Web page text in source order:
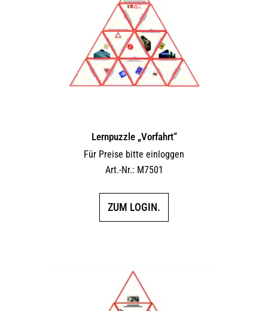
Lernpuzzle „Vorfahrt“
Für Preise bitte einloggen
Art.-Nr.: M7501
ZUM LOGIN.